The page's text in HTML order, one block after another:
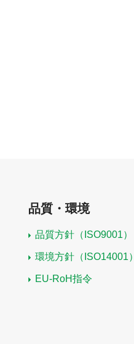
品質・環境
品質方針（ISO9001）
環境方針（ISO14001）
EU-RoH指令